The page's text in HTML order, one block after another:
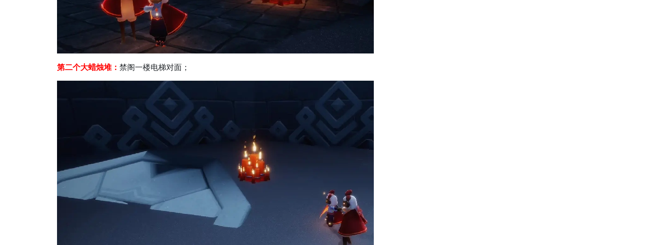
第二个大蜡烛堆： 禁阁一楼电梯对面；